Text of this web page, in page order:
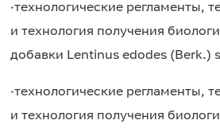
·технологические регламенты,
и технология получения
добавки Lentinus edodes (Berk.)
·технологические регламенты,
и технология получения